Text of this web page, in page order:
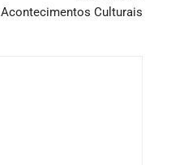
Acontecimentos Culturais